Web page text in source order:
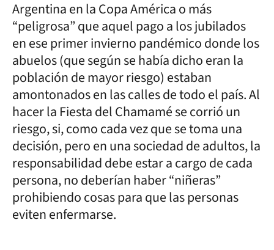
Argentina en la Copa América o más
“peligrosa” que aquel pago a los jubilados
en ese primer invierno pandémico donde los
abuelos (que según se había dicho eran la
población de mayor riesgo) estaban
amontonados en las calles de todo el país. Al
hacer la Fiesta del Chamamé se corrió un
riesgo, si, como cada vez que se toma una
decisión, pero en una sociedad de adultos, la
responsabilidad debe estar a cargo de cada
persona, no deberían haber “niñeras”
prohibiendo cosas para que las personas
eviten enfermarse.